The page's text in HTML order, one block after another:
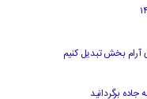
بخش تبدیل کنیم
برگردانید